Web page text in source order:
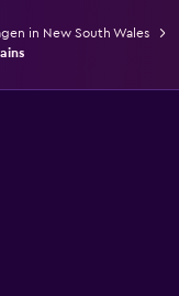
in New South Wales